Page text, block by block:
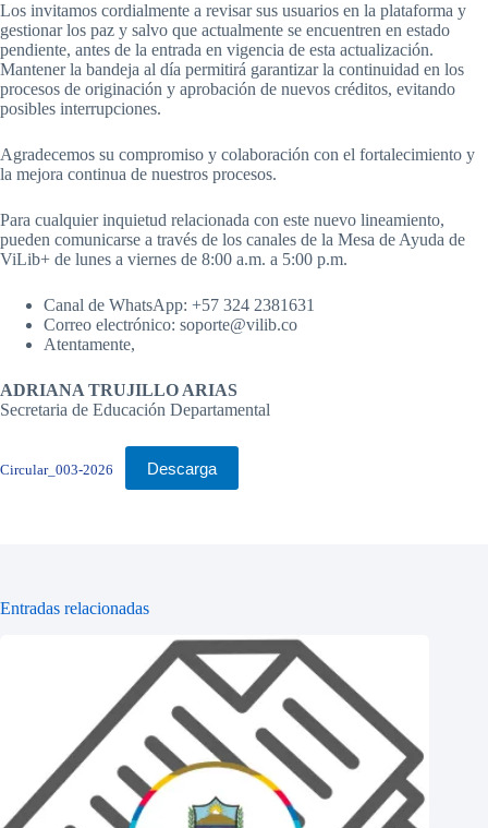
Los invitamos cordialmente a revisar sus usuarios en la plataforma y
gestionar los paz y salvo que actualmente se encuentren en estado
pendiente, antes de la entrada en vigencia de esta actualización.
Mantener la bandeja al día permitirá garantizar la continuidad en los
procesos de originación y aprobación de nuevos créditos, evitando
posibles interrupciones.
Agradecemos su compromiso y colaboración con el fortalecimiento y
la mejora continua de nuestros procesos.
Para cualquier inquietud relacionada con este nuevo lineamiento,
pueden comunicarse a través de los canales de la Mesa de Ayuda de
ViLib+ de lunes a viernes de 8:00 a.m. a 5:00 p.m.
Canal de WhatsApp: +57 324 2381631
Correo electrónico: soporte@vilib.co
Atentamente,
ADRIANA TRUJILLO ARIAS
Secretaria de Educación Departamental
Circular_003-2026 Descarga
Entradas relacionadas